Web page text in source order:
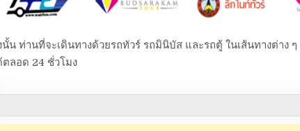
นั้น ท่านที่จะเดินทางด้วยรถทัวร์ รถมินิบัส และรถตู้ ในเส้นทางต่าง
ตลอด 24 ชั่วโมง